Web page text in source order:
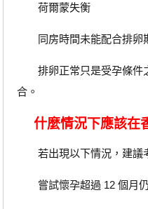
荷爾蒙失衡
同房時間未能配合排卵
排卵正常只是受孕條件
合。
什麼情況下應該在
若出現以下情況，建議
嘗試懷孕超過 12 個月